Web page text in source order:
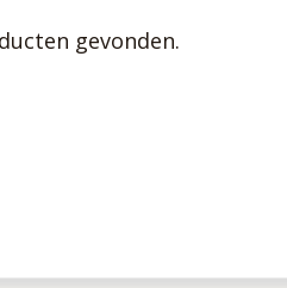
gevonden.